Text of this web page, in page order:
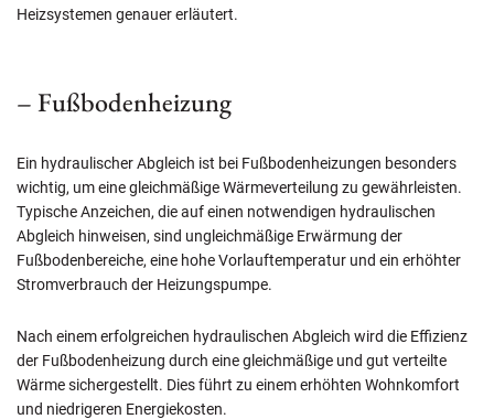
Heizsystemen genauer erläutert.
– Fußbodenheizung
Ein hydraulischer Abgleich ist bei Fußbodenheizungen besonders
wichtig, um eine gleichmäßige Wärmeverteilung zu gewährleisten.
Typische Anzeichen, die auf einen notwendigen hydraulischen
Abgleich hinweisen, sind ungleichmäßige Erwärmung der
Fußbodenbereiche, eine hohe Vorlauftemperatur und ein erhöhter
Stromverbrauch der Heizungspumpe.
Nach einem erfolgreichen hydraulischen Abgleich wird die Effizienz
der Fußbodenheizung durch eine gleichmäßige und gut verteilte
Wärme sichergestellt. Dies führt zu einem erhöhten Wohnkomfort
und niedrigeren Energiekosten.